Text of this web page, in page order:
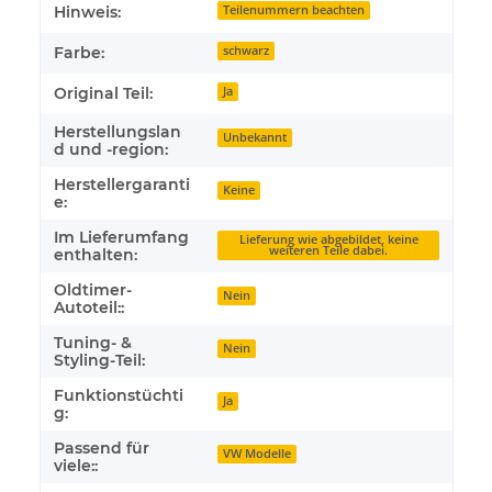
Hinweis: Teilenummern beachten
Farbe: schwarz
Original Teil: Ja
Herstellungslan
d und -region:
Unbekannt
Herstellergaranti
e:
Keine
Im Lieferumfang
enthalten:
Lieferung wie abgebildet, keine
weiteren Teile dabei.
Oldtimer-
Autoteil::
Nein
Tuning- &
Styling-Teil:
Nein
Funktionstüchti
g:
Ja
Passend für
viele::
VW Modelle